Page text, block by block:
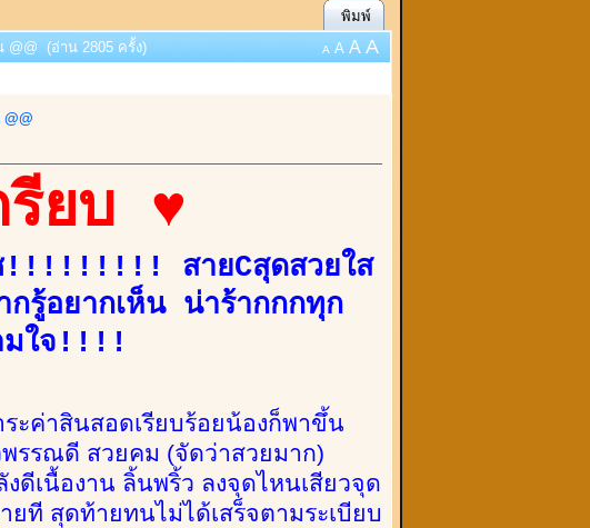
พิมพ์
@@ (อ่าน 2805 ครั้ง) A A A A
รียบ ♥
!!!!!!!!! สายCสุดสวยใส
อยากเห็น น่าร้ากกกทุก
มใจ!!!!
ะค่าสินสอดเรียบร้อยน้องก็พาขึ้น
พรรณดี สวยคม (จัดว่าสวยมาก)
เนื้องาน ลิ้นพริ้ว ลงจุดไหนเสียวจุด
ที สุดท้ายทนไม่ได้เสร็จตามระเบียบ